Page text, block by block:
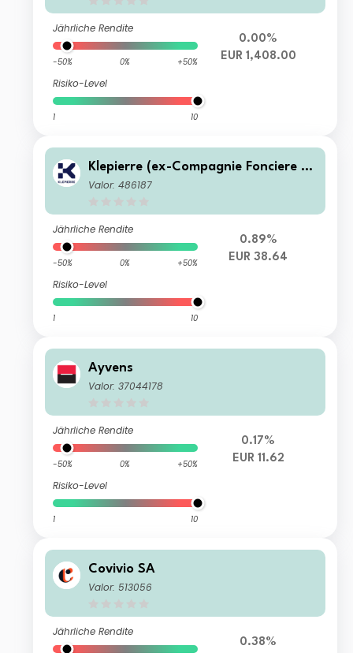
Jährliche Rendite
-50% 0% +50%
Risiko-Level
1 10
0.00%
EUR 1,408.00
Klepierre (ex-Compagnie Fonciere Kl
epierre) SA
Valor: 486187
Jährliche Rendite
-50% 0% +50%
Risiko-Level
1 10
0.89%
EUR 38.64
Ayvens
Valor: 37044178
Jährliche Rendite
-50% 0% +50%
Risiko-Level
1 10
0.17%
EUR 11.62
Covivio SA
Valor: 513056
Jährliche Rendite
0.38%